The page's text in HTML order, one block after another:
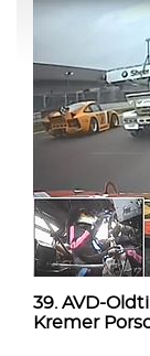
39. AVD-
Kremer